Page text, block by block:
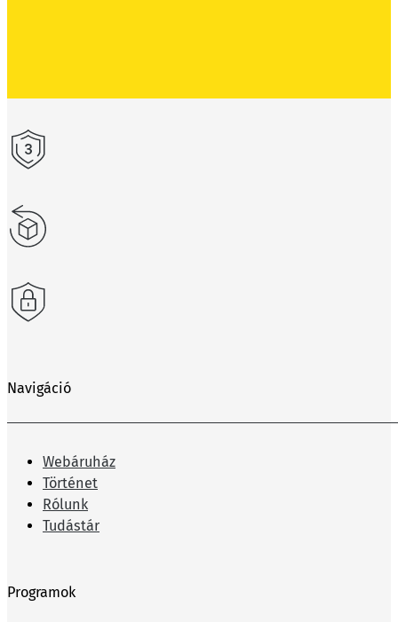
Navigáció
Webáruház
Történet
Rólunk
Tudástár
Programok